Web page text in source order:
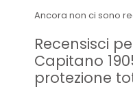
Ancora non ci sono
Recensisci
Capitano
protezione